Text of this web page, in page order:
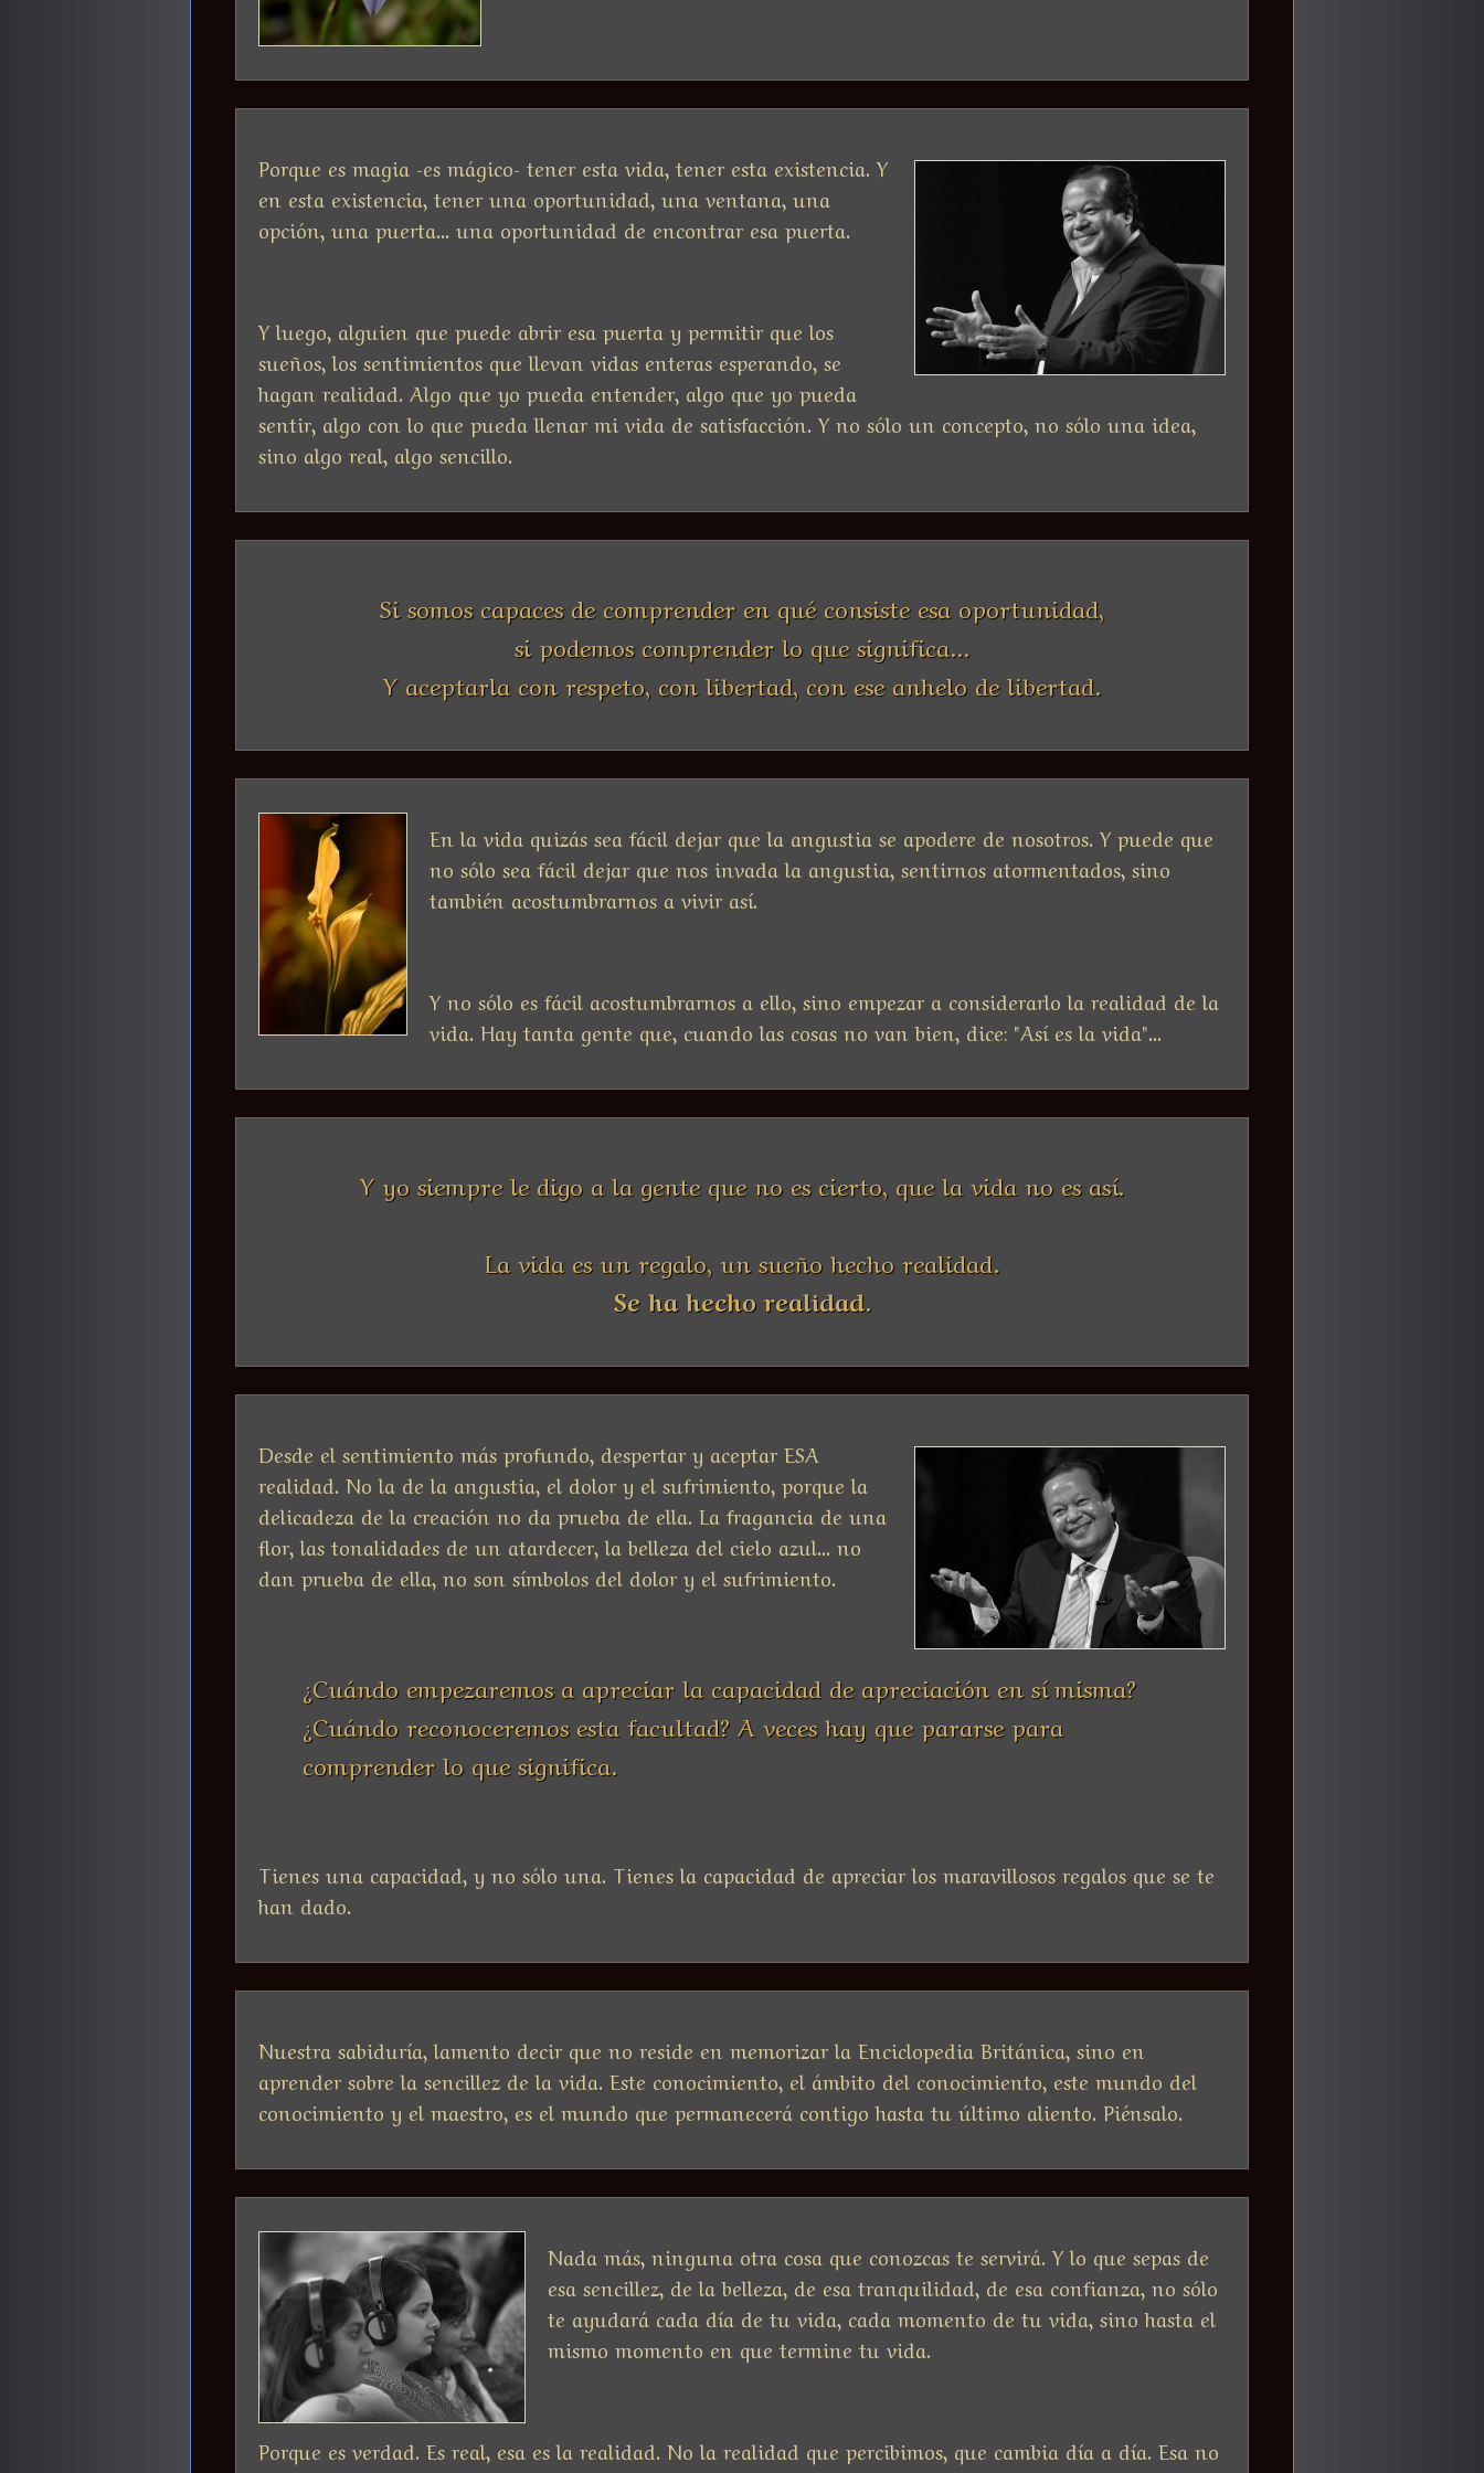
Porque es magia -es mágico- tener esta vida, tener esta existencia. Y
en esta existencia, tener una oportunidad, una ventana, una
opción, una puerta... una oportunidad de encontrar esa puerta.
Y luego, alguien que puede abrir esa puerta y permitir que los
sueños, los sentimientos que llevan vidas enteras esperando, se
hagan realidad. Algo que yo pueda entender, algo que yo pueda
sentir, algo con lo que pueda llenar mi vida de satisfacción. Y no sólo un concepto, no sólo una idea,
sino algo real, algo sencillo.
Si somos capaces de comprender en qué consiste esa oportunidad,
si podemos comprender lo que significa...
Y aceptarla con respeto, con libertad, con ese anhelo de libertad.
En la vida quizás sea fácil dejar que la angustia se apodere de nosotros. Y puede que
no sólo sea fácil dejar que nos invada la angustia, sentirnos atormentados, sino
también acostumbrarnos a vivir así.
Y no sólo es fácil acostumbrarnos a ello, sino empezar a considerarlo la realidad de la
vida. Hay tanta gente que, cuando las cosas no van bien, dice: "Así es la vida"...
Y yo siempre le digo a la gente que no es cierto, que la vida no es así.
La vida es un regalo, un sueño hecho realidad.
Se ha hecho realidad.
Desde el sentimiento más profundo, despertar y aceptar ESA
realidad. No la de la angustia, el dolor y el sufrimiento, porque la
delicadeza de la creación no da prueba de ella. La fragancia de una
flor, las tonalidades de un atardecer, la belleza del cielo azul... no
dan prueba de ella, no son símbolos del dolor y el sufrimiento.
¿Cuándo empezaremos a apreciar la capacidad de apreciación en sí misma?
¿Cuándo reconoceremos esta facultad? A veces hay que pararse para
comprender lo que significa.
Tienes una capacidad, y no sólo una. Tienes la capacidad de apreciar los maravillosos regalos que se te
han dado.
Nuestra sabiduría, lamento decir que no reside en memorizar la Enciclopedia Británica, sino en
aprender sobre la sencillez de la vida. Este conocimiento, el ámbito del conocimiento, este mundo del
conocimiento y el maestro, es el mundo que permanecerá contigo hasta tu último aliento. Piénsalo.
Nada más, ninguna otra cosa que conozcas te servirá. Y lo que sepas de
esa sencillez, de la belleza, de esa tranquilidad, de esa confianza, no sólo
te ayudará cada día de tu vida, cada momento de tu vida, sino hasta el
mismo momento en que termine tu vida.
Porque es verdad. Es real, esa es la realidad. No la realidad que percibimos, que cambia día a día. Esa no